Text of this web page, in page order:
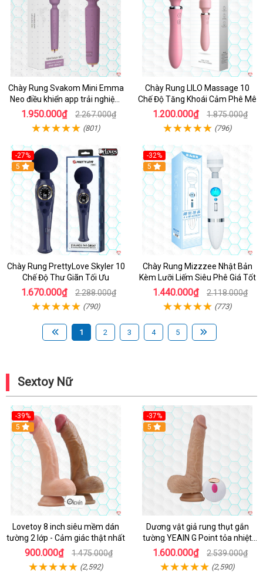
Chày Rung Svakom Mini Emma
Neo điều khiển app trải nghiệm
đỉnh
1.950.000₫ 2.267.000₫
(801)
Chày Rung LILO Massage 10
Chế Độ Tăng Khoái Cảm Phê Mê
1.200.000₫ 1.875.000₫
(796)
-27%
Hot
5
Chày Rung PrettyLove Skyler 10
Chế Độ Thư Giãn Tối Ưu
1.670.000₫ 2.288.000₫
(790)
-32%
Hot
5
Chày Rung Mizzzee Nhật Bản
Kèm Lưỡi Liếm Siêu Phê Giá Tốt
1.440.000₫ 2.118.000₫
(773)
1 2 3 4 5
Sextoy Nữ
-39%
Hot
5
Lovetoy 8 inch siêu mềm dán
tường 2 lớp - Cảm giác thật nhất
900.000₫ 1.475.000₫
(2,592)
-37%
5
Dương vật giả rung thụt gắn
tường YEAIN G Point tỏa nhiệt
điều khiển từ xa
1.600.000₫ 2.539.000₫
(2,590)